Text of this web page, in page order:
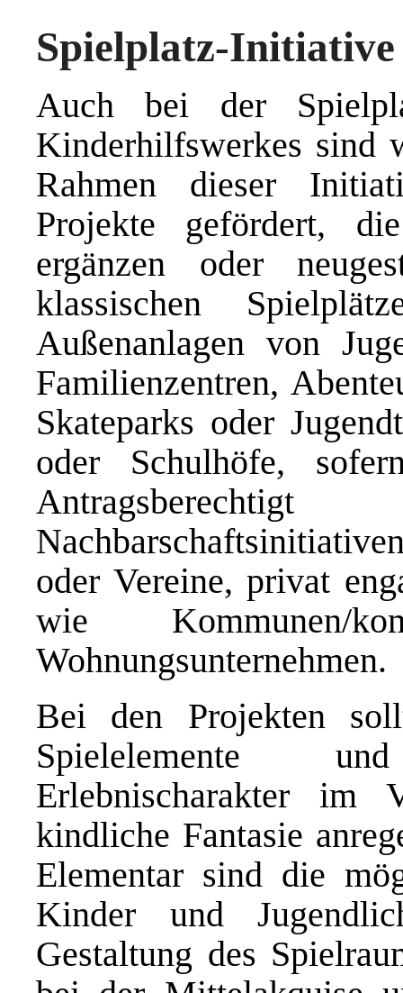
Spielplatz-Initiative
Auch bei der
Kinderhilfswerkes sind
Rahmen dieser
Projekte gefördert,
ergänzen oder
klassischen
Außenanlagen von
Familienzentren,
Skateparks oder
oder Schulhöfe,
oder Vereine, privat
wie Kommunen/
Wohnungsunternehmen.
Bei den Projekten
Spielelemente
Erlebnischarakter im
kindliche Fantasie
Elementar sind die
Kinder und
Gestaltung des